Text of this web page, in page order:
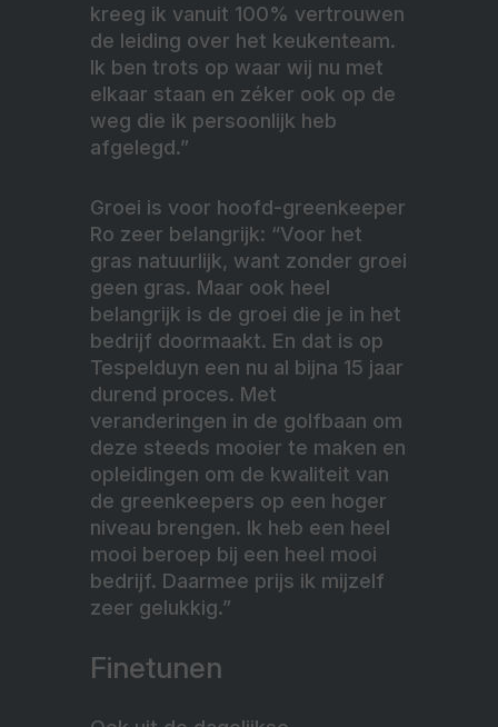
kreeg ik vanuit 100% vertrouwen
de leiding over het keukenteam.
Ik ben trots op waar wij nu met
elkaar staan en zéker ook op de
weg die ik persoonlijk heb
afgelegd.”
Groei is voor hoofd-greenkeeper
Ro zeer belangrijk: “Voor het
gras natuurlijk, want zonder groei
geen gras. Maar ook heel
belangrijk is de groei die je in het
bedrijf doormaakt. En dat is op
Tespelduyn een nu al bijna 15 jaar
durend proces. Met
veranderingen in de golfbaan om
deze steeds mooier te maken en
opleidingen om de kwaliteit van
de greenkeepers op een hoger
niveau brengen. Ik heb een heel
mooi beroep bij een heel mooi
bedrijf. Daarmee prijs ik mijzelf
zeer gelukkig.”
Finetunen